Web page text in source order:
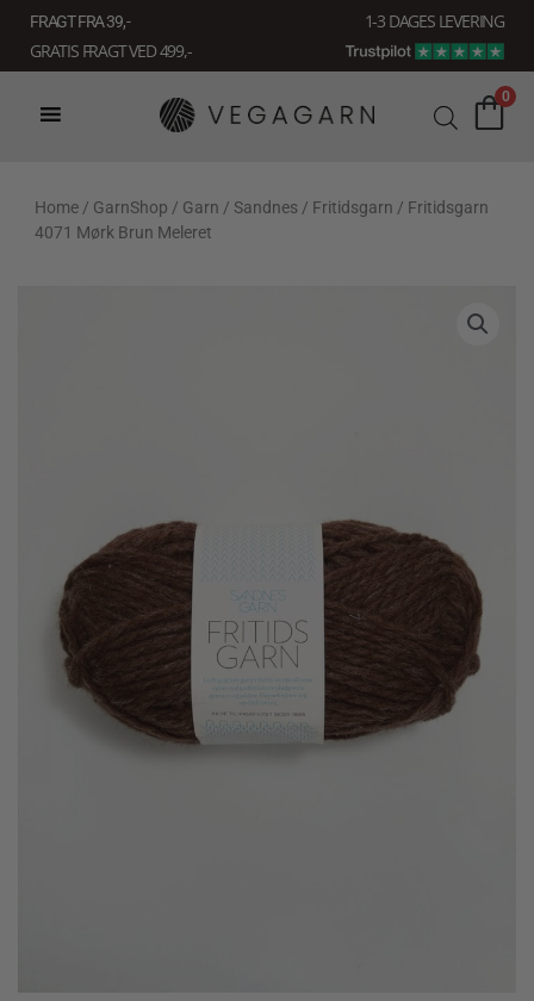
indholdet
FRAGT FRA 39, -
1-3 DAGES LEVERING
GRATIS FRAGT VED 499,-
0
Home / GarnShop / Garn / Sandnes / Fritidsgarn / Fritidsgarn
4071 Mørk Brun Meleret